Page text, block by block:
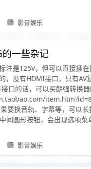
影音娱乐
一些杂记
注是125V，但可以直接插在
，没有HDMI接口，只有AV
口的话，可以买朗强转换
要换音轨、字幕等，可以
间圆形按钮，会出现选项菜
影音娱乐